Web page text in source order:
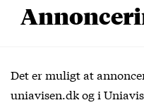
Det er muligt at
uniavisen.dk og i